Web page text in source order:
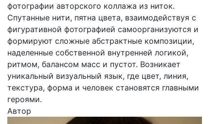
фотографии авторского коллажа из ниток.
Спутанные нити, пятна цвета, взаимодействуя с
фигуративной фотографией самоорганизуются и
формируют сложные абстрактные композиции,
наделенные собственной внутренней логикой,
ритмом, балансом масс и пустот. Возникает
уникальный визуальный язык, где цвет, линия,
текстура, форма и человек становятся главными
героями.
Автор